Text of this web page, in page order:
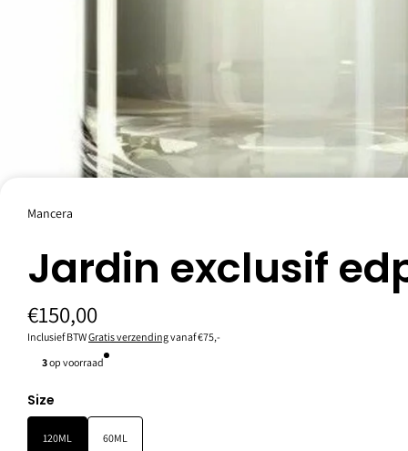
Mancera
Jardin exclusif
€150,00
Inclusief BTWGratis verzendingvanaf €75,-
3op voorraad
Size
120ML 60ML
Mancera Jardin Exclusif bestaat uit een betoverende nectar,
boeiende geur.
Hart noten: extract van jasmijn en rozen, viooltjes en gray amber.
Basis noten: sandelhout, vanille, witte musk.
Specificaties